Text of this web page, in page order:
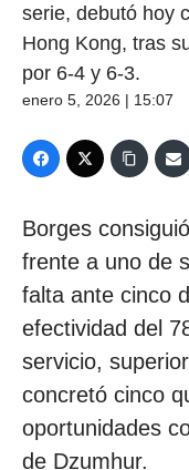
serie, debutó hoy
Hong Kong, tras
por 6-4 y 6-3.
enero 5, 2026 | 15:07
Borges
frente a uno de
falta ante cinco
efectividad del
servicio,
concretó cinco
oportunidades
de Dzumhur.